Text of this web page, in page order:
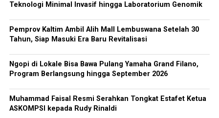
Teknologi Minimal Invasif hingga Laboratorium Genomik
Pemprov Kaltim Ambil Alih Mall Lembuswana Setelah 30
Tahun, Siap Masuki Era Baru Revitalisasi
Ngopi di Lokale Bisa Bawa Pulang Yamaha Grand Filano,
Program Berlangsung hingga September 2026
Muhammad Faisal Resmi Serahkan Tongkat Estafet Ketua
ASKOMPSI kepada Rudy Rinaldi